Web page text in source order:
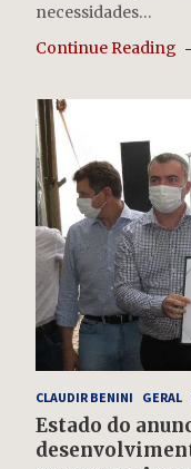
necessidades…
Continue Reading
CLAUDIR BENINI GERAL
Estado do